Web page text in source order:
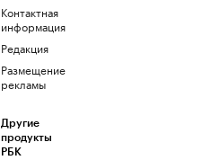
Контактная
информация
Редакция
Размещение
рекламы
Другие
продукты
РБК